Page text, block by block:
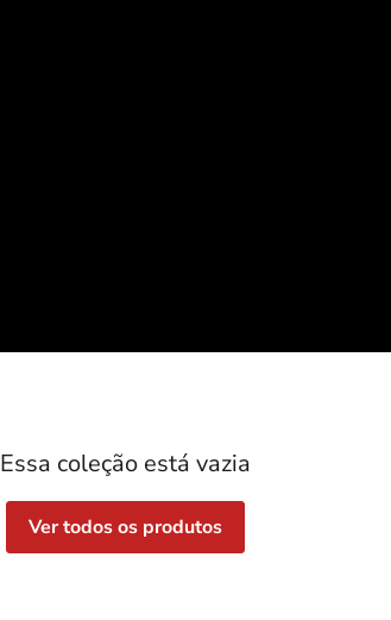
Essa coleção está vazia
Ver todos os produtos